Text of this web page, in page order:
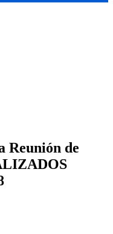
Reunión de